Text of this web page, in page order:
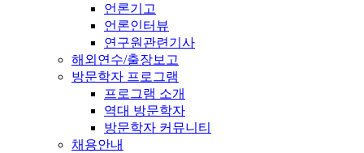
언론기고
언론인터뷰
연구원관련기사
해외연수/출장보고
방문학자 프로그램
프로그램 소개
역대 방문학자
방문학자 커뮤니티
채용안내